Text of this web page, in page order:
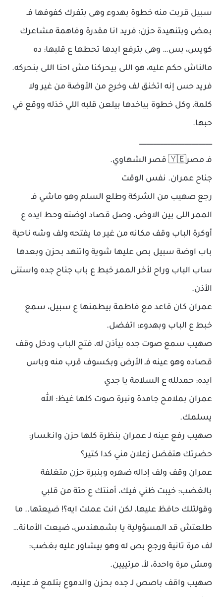
سبيل قربت منه خطوة بهدوء وهى بتفرك كفوفها فـ
بعض وبتنهيدة حزن: فريد انا مقدرة وفاهمة مشاعرك
كويس، بس… وهى بترفع ايدها تحطها ع قلبها: ده
مالناش حكم عليه، هو اللى بيحركنا مش احنا اللى بنحركه.
فريد حس إنه اتخنق لف وخرج من الأوضة من غير ولا
كلمة، وكل خطوة بياخدها بيلعن قلبه اللي خذله ووقع في
حبها.
_____________________
فـ مصر🇾🇪 قصر الشهاوي.
جناح عمران. نفس الوقت
رجع صهيب من الشركة وطلع السلم وهو ماشي فـ
الممر اللى بين الاوض، وصل قصاد اوضته وحط ايده ع
أوكرة الباب وقف مكانه من غير ما يفتحه ولف وشه ناحية
باب اوضة سبيل بص عليها شوية واتنهد بحزن وبعدها
ساب الباب وراح لأخر الممر خبط ع باب جناح جده واستنى
الأذن.
عمران كان قاعد مع فاطمة بيطمنها ع سبيل، سمع
خبط ع الباب وبهدوء: اتفضل.
صهيب سمع صوت جده بيأذن له، فتح الباب ودخل وقف
قصاده وهو عينه فـ الأرض وبكسوف قرب منه وباس
ايده: حمدلله ع السلامة يا جدي
عمران بملامح جامدة ونبرة صوت كلها غيظ: الله
يسلمك.
صهيب رفع عينه لـ عمران بنظرة كلها حزن وانـkـسار:
حضرتك هتفضل زعلان مني كدا كتير؟
عمران وقف ولف إداله ضهره وبنبرة حزن متغلفة
بالغضب: خيبت ظني فيك، أمنتك ع حتة من قلبي
وقولتلك حافظ عليها، لكن انت عملت ايه؟! ضيعتها.. ما
طلعتش قد المسؤولية يا بشمهندس، ضيعت الأمانة…
لف مرة تانية ورجع بص له وهو بيشاور عليه بغضب:
ومش مرة واحدة، لأ، مرتييين.
صهيب واقف باصص لـ جده بحزن والدموع بتلمع فـ عينيه،